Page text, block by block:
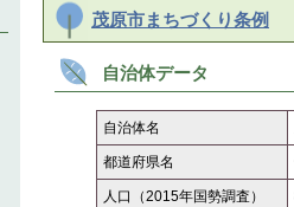
茂原市まちづくり条例
自治体データ
自治体名
都道府県名
人口（2015年国勢調査）